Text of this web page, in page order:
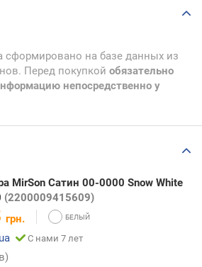
сформировано на базе данных из
Перед покупкой обязательно
непосредственно у
MirSon Сатин 00-0000 Snow White
(2200009415609)
грн.
С нами 7 лет